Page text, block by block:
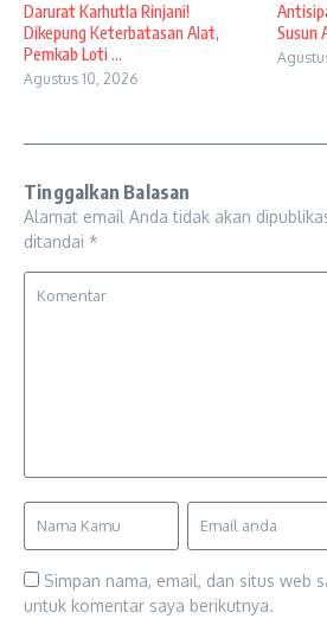
Darurat Karhutla Rinjani!
Dikepung Keterbatasan Alat,
Pemkab Loti ...
Agustus 10, 2026
Susun
Tinggalkan Balasan
Alamat email Anda tidak akan
ditandai *
Simpan nama, email, dan situs web
untuk komentar saya berikutnya.